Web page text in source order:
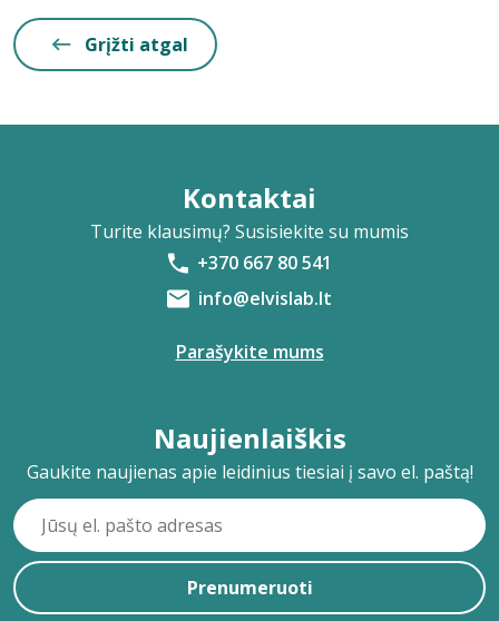
Grįžti atgal
Kontaktai
Turite klausimų? Susisiekite su mumis
+370 667 80 541
info@elvislab.lt
Parašykite mums
Naujienlaiškis
Gaukite naujienas apie leidinius tiesiai į savo el. paštą!
Prenumeruoti